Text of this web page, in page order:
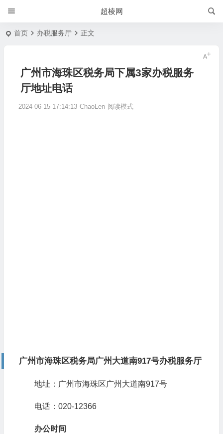
超棱网
首页 办税服务厅 正文
广州市海珠区税务局下属3家办税服务
厅地址电话
2024-06-15 17:14:13 ChaoLen 阅读模式
广州市海珠区税务局广州大道南917号办税服务厅
地址：广州市海珠区广州大道南917号
电话：020-12366
办公时间